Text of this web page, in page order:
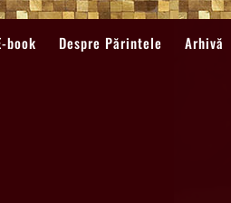
book Despre Părintele Arhivă